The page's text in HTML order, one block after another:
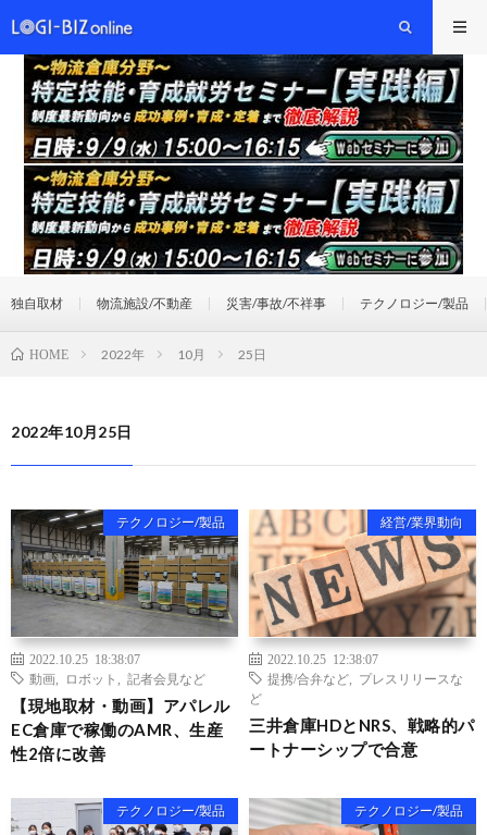
独自取材 物流施設/不動産 災害/事故/不祥事 テクノロジー/製品
HOME 2022年 10月 25日
2022年10月25日
テクノロジー/製品
2022.10.25 18:38:07
動画
ロボット 記者会見など
【現地取材・動画】アパレル
EC倉庫で稼働のAMR、生産
性2倍に改善
経営/業界動向
2022.10.25 12:38:07
提携/合弁など
プレスリリースな
ど
三井倉庫HDとNRS、戦略的パ
ートナーシップで合意
テクノロジー/製品 テクノロジー/製品